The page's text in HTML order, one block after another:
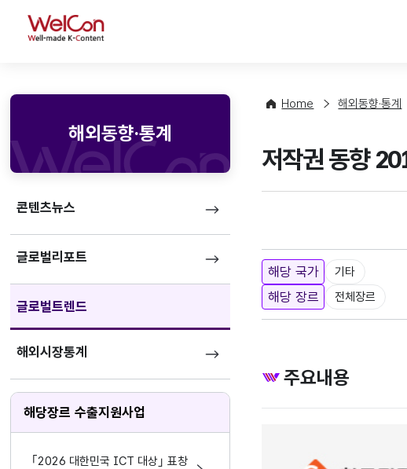
WelCon
해외동향·통계
콘텐츠뉴스
글로벌리포트
글로벌트렌드
해외시장통계
해당장르 수출지원사업
｢2026 대한민국 ICT 대상｣ 표창
Home 해외동향·통계
저작권 동향
해당 국가 기타
해당 장르 전체장르
주요내용